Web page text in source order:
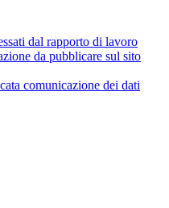
dal rapporto di lavoro
da pubblicare sul sito
comunicazione dei dati